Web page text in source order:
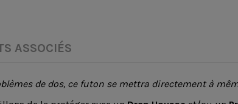
ASSOCIÉS
de dos, ce futon se mettra directement à